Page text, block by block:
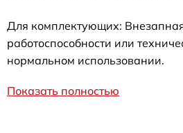
Для комплектующих:
работоспособности или
нормальном использовании.
Показать полностью